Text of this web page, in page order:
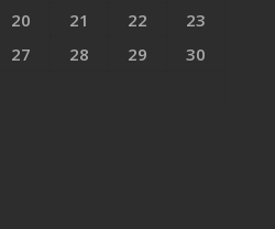
20 21 22
23
27 28 29
30